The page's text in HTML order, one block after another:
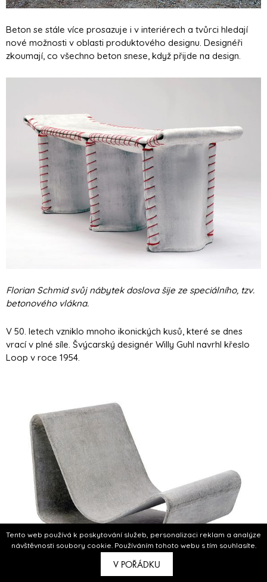
Tento web používá k poskytování služeb, personalizaci reklam a analýze
návštěvnosti soubory cookie. Používáním tohoto webu s tím souhlasíte.
V POŘÁDKU
Beton se stále více prosazuje i v interiérech a tvůrci hledají
nové možnosti v oblasti produktového designu. Designéři
zkoumají, co všechno beton snese, když přijde na design.
Florian Schmid svůj nábytek doslova šije ze speciálního, tzv.
betonového vlákna.
V 50. letech vzniklo mnoho ikonických kusů, které se dnes
vrací v plné síle. Švýcarský designér Willy Guhl navrhl křeslo
Loop v roce 1954.